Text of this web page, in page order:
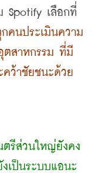
Spotify เลือกที่
คนประเมินความ
ตสาหกรรม ที่มี
คว้าชัยชนะด้วย
ตรีส่วนใหญ่ยังคง
เป็นระบบแอนะ